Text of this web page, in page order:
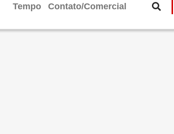
Tempo Contato/Comercial